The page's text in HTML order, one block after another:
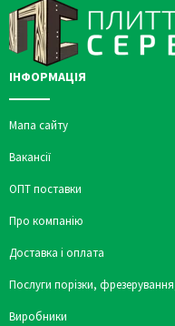
ІНФОРМАЦІЯ
Мапа сайту
Вакансії
ОПТ поставки
Про компанію
Доставка і оплата
Послуги порізки,
Виробники